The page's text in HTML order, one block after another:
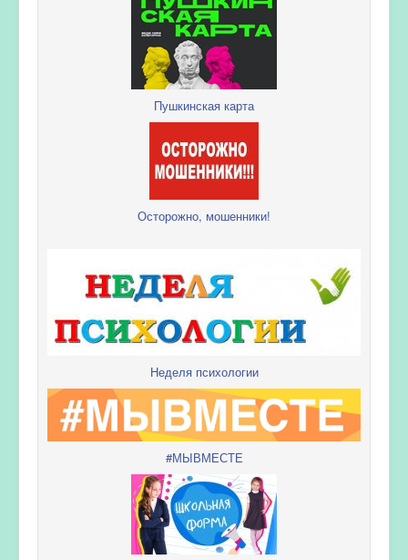
Пушкинская карта
Осторожно, мошенники!
Неделя психологии
#МЫВМЕСТЕ